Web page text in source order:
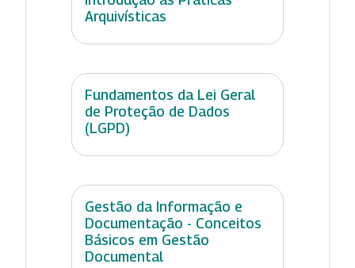
Arquivísticas
Fundamentos da Lei Geral
de Proteção de Dados
(LGPD)
Gestão da Informação e
Documentação - Conceitos
Básicos em Gestão
Documental